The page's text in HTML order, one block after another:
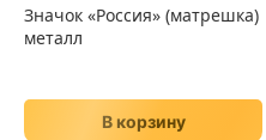
Значок «Россия» (матрешка)
металл
В корзину